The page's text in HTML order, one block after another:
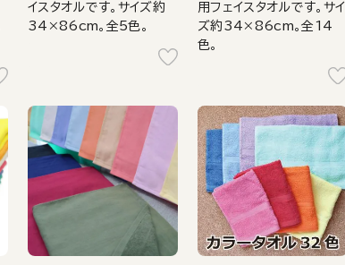
イスタオルです。サイズ約
34×86cm。全5色。
用フェイスタオルです。サイ
ズ約34×86cm。全14
色。